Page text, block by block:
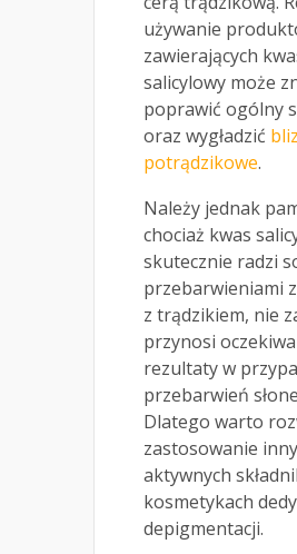
używanie
zawierających
salicylowy może
poprawić ogólny
oraz wygładzić
potrądzikowe.
Należy jednak
chociaż kwas
skutecznie radzi
przebarwieniami
z trądzikiem, nie
przynosi
rezultaty w
przebarwień
Dlatego warto
zastosowanie
aktywnych
kosmetykach
depigmentacji.